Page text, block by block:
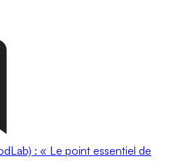
: « Le point essentiel de